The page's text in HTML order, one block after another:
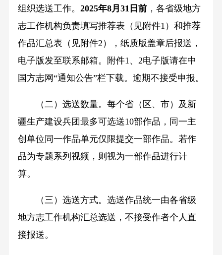
组织选送工作。 2025年8月31日前，各省级地方
志工作机构负责填写推荐表（见附件1）和推荐
作品汇总表（见附件2），纸质版盖章后报送，
电子版发至联系邮箱。附件1、2电子版请在中
国方志网“通知公告”栏下载。逾期不接受申报。
（二）选送数量。每个省（区、市）及新
疆生产建设兵团最多可选送10部作品，同一主
创单位同一作品单元仅限提交一部作品。若作
品为专题系列视频，则视为一部作品进行计
算。
（三）选送方式。选送作品统一由各省级
地方志工作机构汇总选送，不接受作者个人直
接报送。